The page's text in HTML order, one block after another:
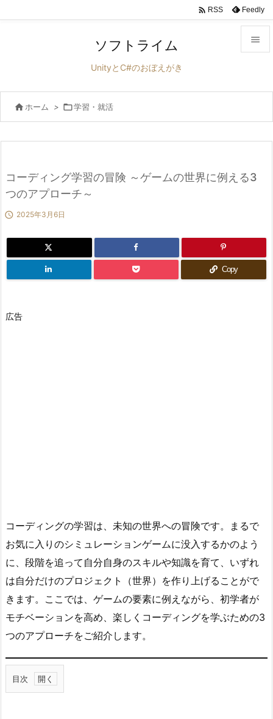


前へ
次へ
 RSS Feedly
ソフトライム
UnityとC#のおぼえがき
 ホーム > 学習・就活
コーディング学習の冒険 ～ゲームの世界に例える3
つのアプローチ～
 2025年3月6日
Copy
広告
コーディングの学習は、未知の世界への冒険です。まるで
お気に入りのシミュレーションゲームに没入するかのよう
に、段階を追って自分自身のスキルや知識を育て、いずれ
は自分だけのプロジェクト（世界）を作り上げることがで
きます。ここでは、ゲームの要素に例えながら、初学者が
モチベーションを高め、楽しくコーディングを学ぶための3
つのアプローチをご紹介します。
目次
1.